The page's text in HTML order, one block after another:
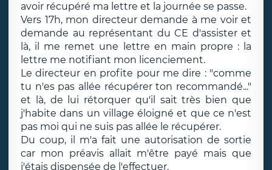
avoir récupéré ma lettre et la journée se passe.
Vers 17h, mon directeur demande à me voir et
demande au représentant du CE d'assister et
là, il me remet une lettre en main propre : la
lettre me notifiant mon licenciement.
Le directeur en profite pour me dire : "comme
tu n'es pas allée récupérer ton recommandé..."
et là, de lui rétorquer qu'il sait très bien que
j'habite dans un village éloigné et que ce n'est
pas moi qui ne suis pas allée le récupérer.
Du coup, il m'a fait une autorisation de sortie
car mon préavis allait m'être payé mais que
j'étais dispensée de l'effectuer.